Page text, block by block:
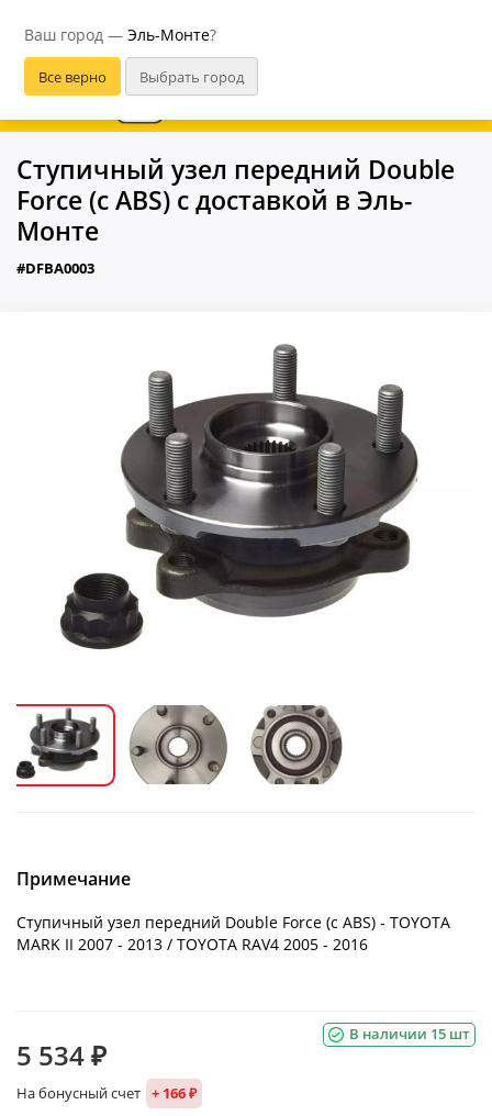
Ваш город — Эль-Монте?
В приложении удобнее
Ступичный узел передний Double
Force (с ABS) с доставкой в Эль-
Монте
#DFBA0003
Примечание
Ступичный узел передний Double Force (с ABS) - TOYOTA
MARK II 2007 - 2013 / TOYOTA RAV4 2005 - 2016
В наличии 15 шт
5 534 ₽
На бонусный счет + 166 ₽